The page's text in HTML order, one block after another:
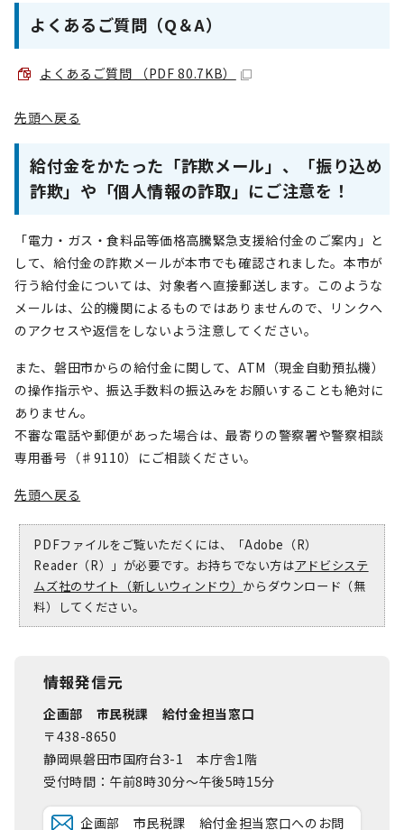
よくあるご質問（Q＆A）
よくあるご質問 （PDF 80.7KB）
先頭へ戻る
給付金をかたった「詐欺メール」、「振り込め
詐欺」や「個人情報の詐取」にご注意を！
「電力・ガス・食料品等価格高騰緊急支援給付金のご案内」と
して、給付金の詐欺メールが本市でも確認されました。本市が
行う給付金については、対象者へ直接郵送します。このような
メールは、公的機関によるものではありませんので、リンクへ
のアクセスや返信をしないよう注意してください。
また、磐田市からの給付金に関して、ATM（現金自動預払機）
の操作指示や、振込手数料の振込みをお願いすることも絶対に
ありません。
不審な電話や郵便があった場合は、最寄りの警察署や警察相談
専用番号（♯9110）にご相談ください。
先頭へ戻る
PDFファイルをご覧いただくには、「Adobe（R）
Reader（R）」が必要です。お持ちでない方はアドビシステ
ムズ社のサイト（新しいウィンドウ） からダウンロード（無
料）してください。
情報発信元
企画部 市民税課 給付金担当窓口
〒438-8650
静岡県磐田市国府台3-1 本庁舎1階
受付時間：午前8時30分～午後5時15分
企画部 市民税課 給付金担当窓口へのお問